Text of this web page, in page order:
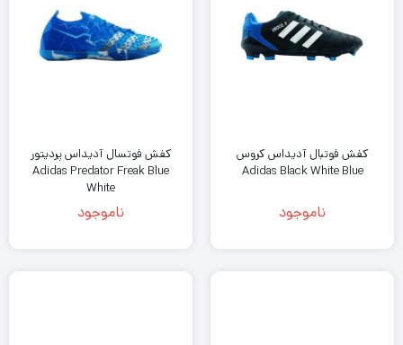
کفش فوتبال آدیداس کروس
Adidas Black White Blue
ناموجود
کفش فوتسال آدیداس پردیتور
Adidas Predator Freak Blue
White
ناموجود